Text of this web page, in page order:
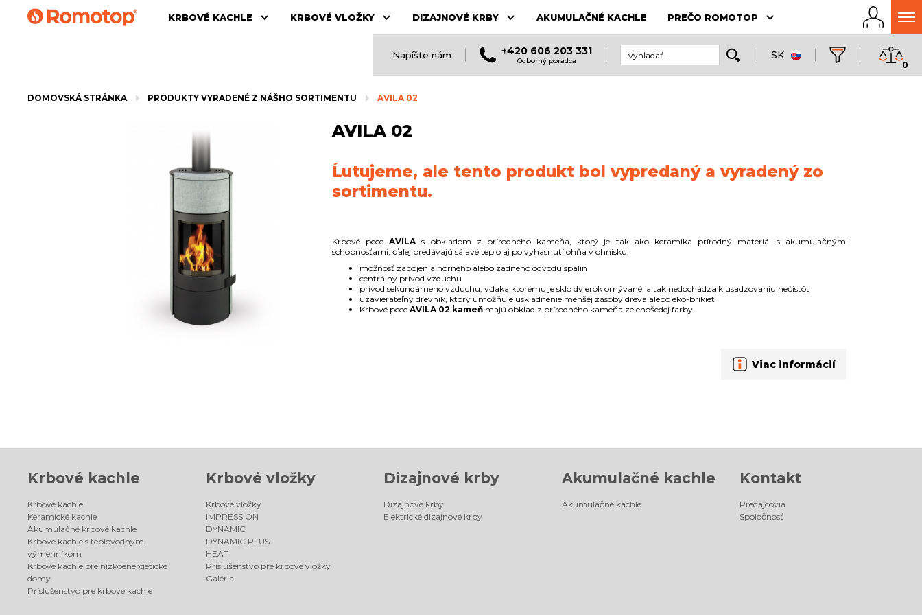
KRBOVÉ KACHLE KRBOVÉ VLOŽKY DIZAJNOVÉ KRBY AKUMULAČNÉ KACHLE PREČO ROMOTOP
Napíšte nám +420 606 203 331
Odborný poradca SK
0
DOMOVSKÁ STRÁNKA PRODUKTY VYRADENÉ Z NÁŠHO SORTIMENTU AVILA 02
AVILA 02
Ĺutujeme, ale tento produkt bol vypredaný a vyradený zo
sortimentu.
Krbové peceAVILAs obkladom z prírodného kameňa, ktorý je tak ako keramika prírodný materiál s akumulačnými
schopnosťami, ďalej predávajú sálavé teplo aj po vyhasnutí ohňa v ohnisku.
možnosť zapojenia horného alebo zadného odvodu spalín
centrálny prívod vzduchu
prívod sekundárneho vzduchu, vďaka ktorému je sklo dvierok omývané, a tak nedochádza k usadzovaniu nečistôt
uzavierateľný drevník, ktorý umožňuje uskladnenie menšej zásoby dreva alebo eko-brikiet
Krbové pece AVILA 02 kameňmajú obklad z prírodného kameňa zelenošedej farby
Viac informácií
Krbové kachle
Krbové kachle
Keramické kachle
Akumulačné krbové kachle
Krbové kachle s teplovodným
výmenníkom
Krbové kachle pre nízkoenergetické
domy
Príslušenstvo pre krbové kachle
Krbové vložky
Krbové vložky
IMPRESSION
DYNAMIC
DYNAMIC PLUS
HEAT
Príslušenstvo pre krbové vložky
Galéria
Dizajnové krby
Dizajnové krby
Elektrické dizajnové krby
Akumulačné kachle
Akumulačné kachle
Kontakt
Predajcovia
Spoločnosť